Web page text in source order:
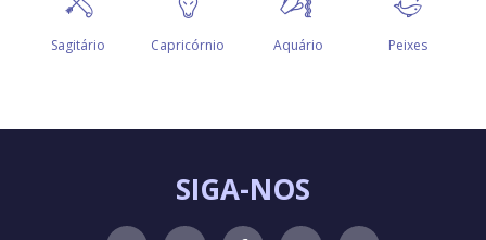
SIGA-NOS